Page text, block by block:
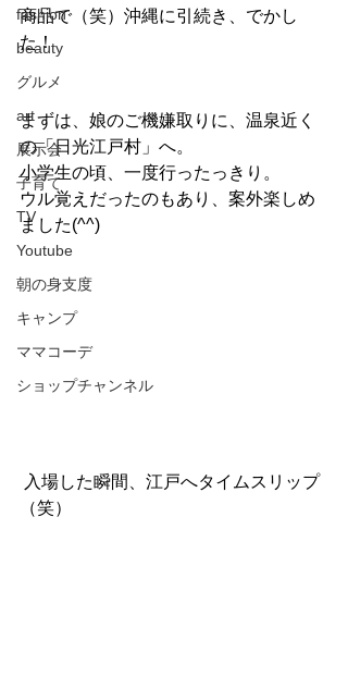
fashion
beauty
グルメ
art
展示会
子育て
TV
Youtube
朝の身支度
キャンプ
ママコーデ
ショップチャンネル
商品で（笑）沖縄に引続き、でかし
た！
まずは、娘のご機嫌取りに、温泉近く
の「日光江戸村」へ。
小学生の頃、一度行ったっきり。
ウル覚えだったのもあり、案外楽しめ
ました(^^)
（笑）